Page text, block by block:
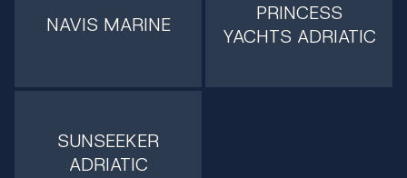
NAVIS MARINE
PRINCESS
YACHTS ADRIATIC
SUNSEEKER
ADRIATIC